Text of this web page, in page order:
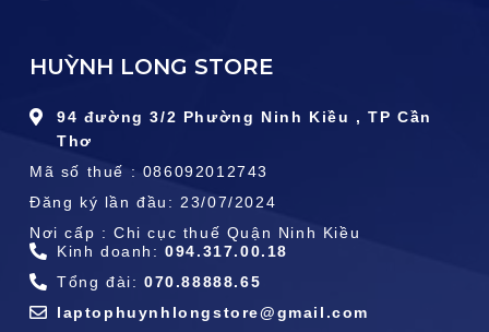
HUỲNH LONG STORE
94 đường 3/2 Phường Ninh Kiều , TP Cần
Thơ
Mã số thuế : 086092012743
Đăng ký lần đầu: 23/07/2024
Nơi cấp : Chi cục thuế Quận Ninh Kiều
Kinh doanh:094.317.00.18
Tổng đài: 070.88888.65
laptophuynhlongstore@gmail.com